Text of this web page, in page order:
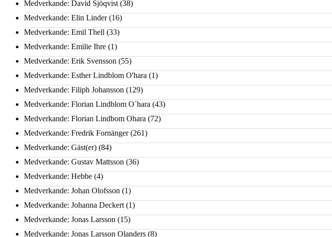
Medverkande: David Sjöqvist (38)
Medverkande: Elin Linder(16)
Medverkande: Emil Thell (33)
Medverkande: Emilie Ihre (1)
Medverkande: Erik Svensson (55)
Medverkande: Esther Lindblom O'hara (1)
Medverkande: Filiph Johansson (129)
Medverkande: Florian Lindblom O´hara (43)
Medverkande: Florian Lindbom Ohara (72)
Medverkande: Fredrik Fornänger(261)
Medverkande: Gäst(er) (84)
Medverkande: Gustav Mattsson (36)
Medverkande: Hebbe (4)
Medverkande: Johan Olofsson (1)
Medverkande: Johanna Deckert (1)
Medverkande: Jonas Larsson (15)
Medverkande: Jonas Larsson Olanders (8)